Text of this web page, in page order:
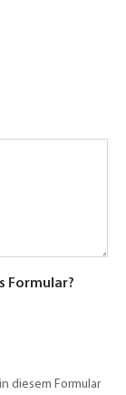
Formular?
diesem Formular